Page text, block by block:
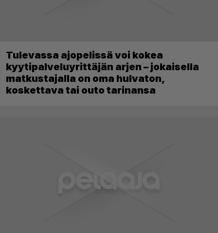
Tulevassa ajopelissä voi kokea
kyytipalveluyrittäjän arjen – jokaisella
matkustajalla on oma hulvaton,
koskettava tai outo tarinansa